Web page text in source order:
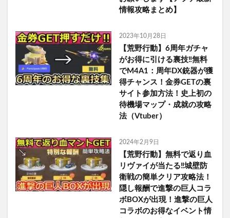
情報攻略まとめ】
2023年10月28日
【荒野行動】6周年ガチャ
がお得に引ける裏技‼無料
でM4A1：周年DX銃器が獲
得チャンス！金券GETの裏
サイト参加方法！史上初の
待機場マップ・成就の攻略
法（Vtuber）
2024年2月9日
【荒野行動】無料で返り血
リヴァイが当たる‼城壁防
衛戦の簡単クリア攻略法！
隠し報酬で進撃の巨人コラ
ボBOXが出現！進撃の巨人
コラボのお得なイベント情